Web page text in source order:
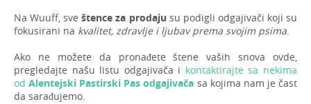
Na Wuuff, sveštence za prodaju su podigli odgajivači koji su
fokusirani na kvalitet, zdravlje i ljubav prema svojim psima.
Ako ne možete da pronađete štene vaših snova ovde,
pregledajte našu listu odgajivača i kontaktirajte sa nekima
od Alentejski Pastirski Pas odgajivača sa kojima nam je čast
da sarađujemo.